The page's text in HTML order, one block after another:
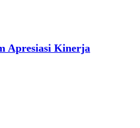
Apresiasi Kinerja